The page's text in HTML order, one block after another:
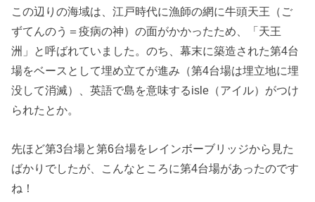
この辺りの海域は、江戸時代に漁師の網に牛頭天王（ご
ずてんのう＝疫病の神）の面がかかったため、「天王
洲」と呼ばれていました。のち、幕末に築造された第4台
場をベースとして埋め立てが進み（第4台場は埋立地に埋
没して消滅）、英語で島を意味するisle（アイル）がつけ
られたとか。
先ほど第3台場と第6台場をレインボーブリッジから見た
ばかりでしたが、こんなところに第4台場があったのです
ね！